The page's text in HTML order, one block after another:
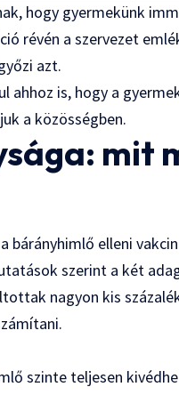
hogy gyermekünk
révén a szervezet
azt.
ahhoz is, hogy a
a közösségben.
mit
bárányhimlő elleni
szerint a két
nagyon kis
szinte teljesen